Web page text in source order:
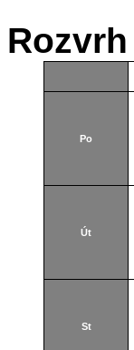
Po
Út
St